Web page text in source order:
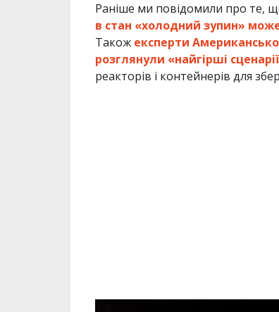
Раніше ми повідомили про те,
в стан «холодний зупин»
Також експерти
розглянули «найгірші
реакторів і контейнерів для